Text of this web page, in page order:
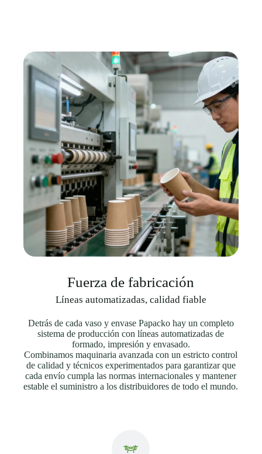
Fuerza de fabricación
Líneas automatizadas, calidad fiable
Detrás de cada vaso y envase Papacko hay un completo
sistema de producción con líneas automatizadas de
formado, impresión y envasado.
Combinamos maquinaria avanzada con un estricto control
de calidad y técnicos experimentados para garantizar que
cada envío cumpla las normas internacionales y mantener
estable el suministro a los distribuidores de todo el mundo.